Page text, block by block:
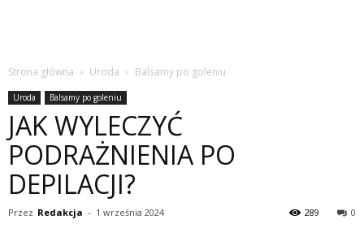
Strona główna Uroda Balsamy po goleniu
Uroda Balsamy po goleniu
JAK WYLECZYĆ
PODRAŻNIENIA PO
DEPILACJI?
Przez Redakcja - 1 września 2024 0
289